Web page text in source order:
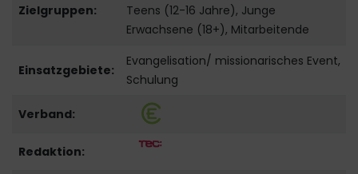
Zielgruppen:
Teens (12-16 Jahre), Junge
Erwachsene (18+), Mitarbeitende
Einsatzgebiete:
Evangelisation/ missionarisches Event,
Schulung
Verband:
Redaktion: